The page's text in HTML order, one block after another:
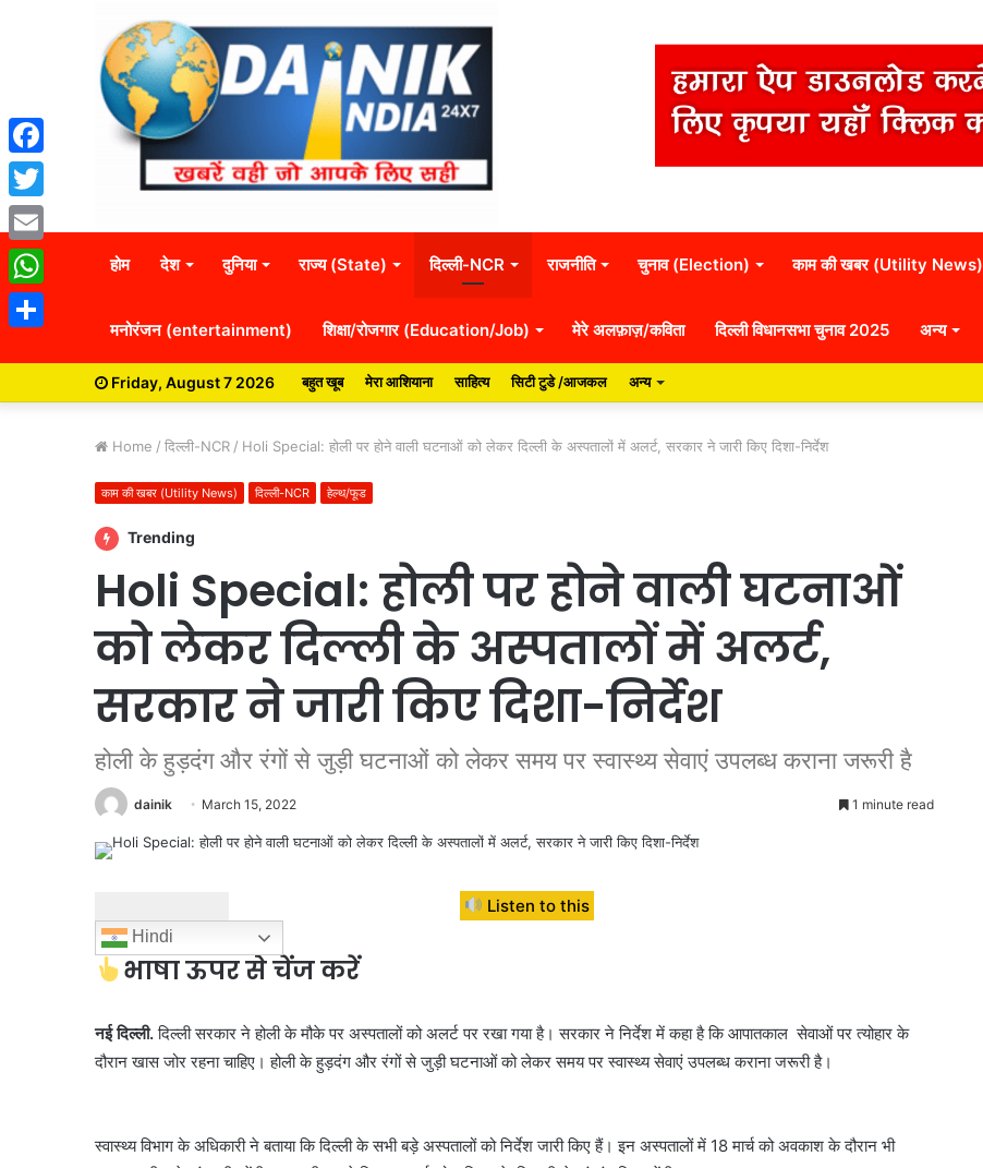
होम देश दुनिया राज्य (State) दिल्ली-NCR राजनीति चुनाव (Election) काम की खबर (Utility News)
मनोरंजन (entertainment) शिक्षा/रोजगार (Education/Job) मेरे अलफ़ाज़/कविता दिल्ली विधानसभा चुनाव 2025 अन्य
Friday, August 7 2026 बहुत खूब मेरा आशियाना साहित्य सिटी टुडे /आजकल अन्य
Home / दिल्ली-NCR / Holi Special: होली पर होने वाली घटनाओं को लेकर दिल्ली के अस्पतालों में अलर्ट, सरकार ने जारी किए दिशा-निर्देश
काम की खबर (Utility News) दिल्ली-NCR हेल्थ/फूड
Trending
Holi Special: होली पर होने वाली घटनाओं
को लेकर दिल्ली के अस्पतालों में अलर्ट,
सरकार ने जारी किए दिशा-निर्देश
होली के हुड़दंग और रंगों से जुड़ी घटनाओं को लेकर समय पर स्वास्थ्य सेवाएं उपलब्ध कराना जरूरी है
dainik March 15, 2022 1 minute read
Listen to this
Hindi
भाषा ऊपर से चेंज करें
नई दिल्ली.दिल्ली सरकार ने होली के मौके पर अस्पतालों को अलर्ट पर रखा गया है। सरकार ने निर्देश में कहा है कि आपातकाल सेवाओं पर त्योहार के
दौरान खास जोर रहना चाहिए। होली के हुड़दंग और रंगों से जुड़ी घटनाओं को लेकर समय पर स्वास्थ्य सेवाएं उपलब्ध कराना जरूरी है।
स्वास्थ्य विभाग के अधिकारी ने बताया कि दिल्ली के सभी बड़े अस्पतालों को निर्देश जारी किए हैं। इन अस्पतालों में 18 मार्च को अवकाश के दौरान भी
Facebook
Twitter
Email
WhatsApp